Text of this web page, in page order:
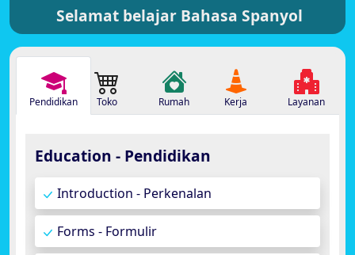
Selamat belajar Bahasa Spanyol
Pendidikan Toko Rumah Kerja Layanan
Education - Pendidikan
Introduction - Perkenalan
Forms - Formulir